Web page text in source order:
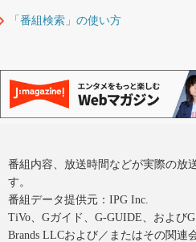
「番組検索」の使い方
番組内容、放送時間などが実際の放
す。
番組データ提供元：IPG Inc.
TiVo、Gガイド、G-GUIDE、および
Brands LLCおよび／またはその関連